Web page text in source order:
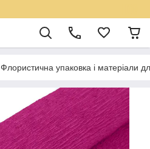
Флористична упаковка і матеріали